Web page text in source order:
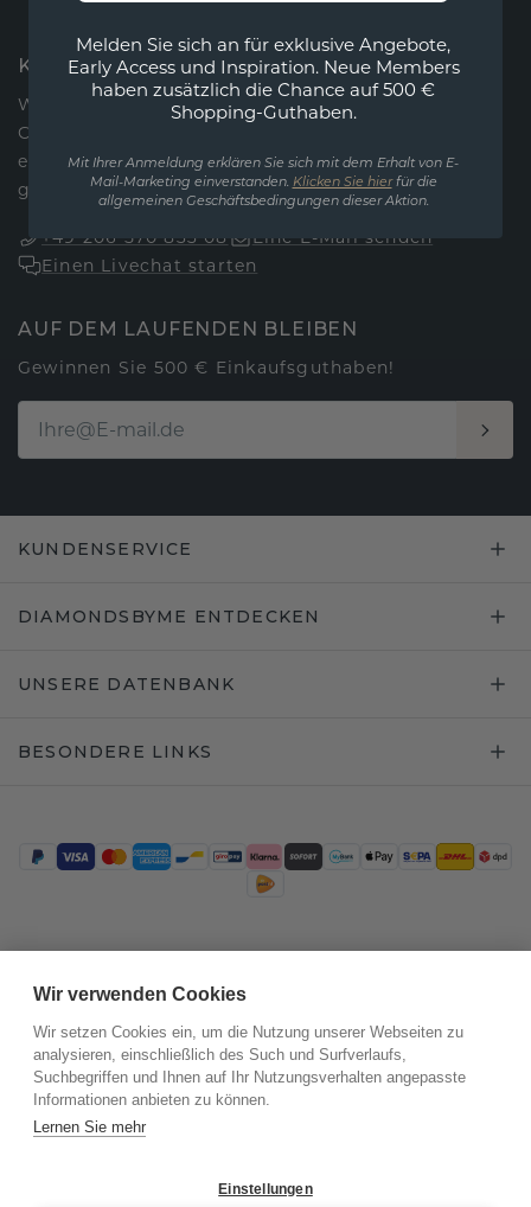
KONTAKT
Wir sind jeden Montag bis Freitag über unseren
Chat oder per Telefon von 09:00 bis 17:00 Uhr
erreichbar. Samstag und Sonntag sind wir
geschlossen.
+49 206 570 833 08
Eine E-Mail senden
Einen Livechat starten
AUF DEM LAUFENDEN BLEIBEN
Gewinnen Sie 500 € Einkaufsguthaben!
KUNDENSERVICE
DIAMONDSBYME ENTDECKEN
UNSERE DATENBANK
BESONDERE LINKS
Wir verwenden Cookies
Wir setzen Cookies ein, um die Nutzung unserer Webseiten zu
analysieren, einschließlich des Such und Surfverlaufs,
Suchbegriffen und Ihnen auf Ihr Nutzungsverhalten angepasste
Informationen anbieten zu können.
Lernen Sie mehr
Einstellungen
Melden Sie sich an für exklusive Angebote,
Early Access und Inspiration. Neue Members
haben zusätzlich die Chance auf 500 €
Shopping-Guthaben.
Mit Ihrer Anmeldung erklären Sie sich mit dem Erhalt von E-
Mail-Marketing einverstanden. Klicken Sie hierfür die
allgemeinen Geschäftsbedingungen dieser Aktion.